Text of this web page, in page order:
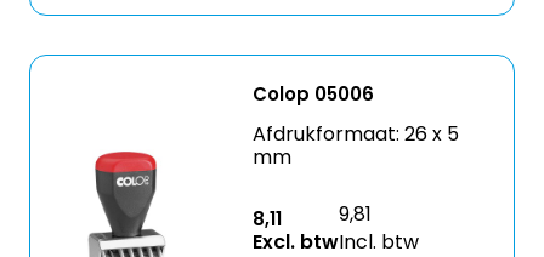
Colop 05006
Afdrukformaat: 26 x 5
mm
8,11
Excl. btw
9,81
Incl. btw